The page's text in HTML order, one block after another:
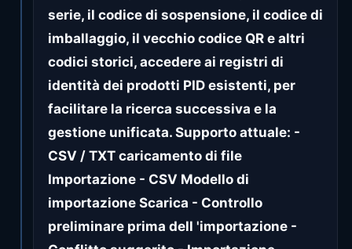
serie, il codice di sospensione, il codice di
imballaggio, il vecchio codice QR e altri
codici storici, accedere ai registri di
identità dei prodotti PID esistenti, per
facilitare la ricerca successiva e la
gestione unificata. Supporto attuale: -
CSV / TXT caricamento di file
Importazione - CSV Modello di
importazione Scarica - Controllo
preliminare prima dell 'importazione -